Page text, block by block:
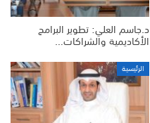
د.جاسم العلي: تطوير البرامج
الأكاديمية والشراكات…
الرئيسية